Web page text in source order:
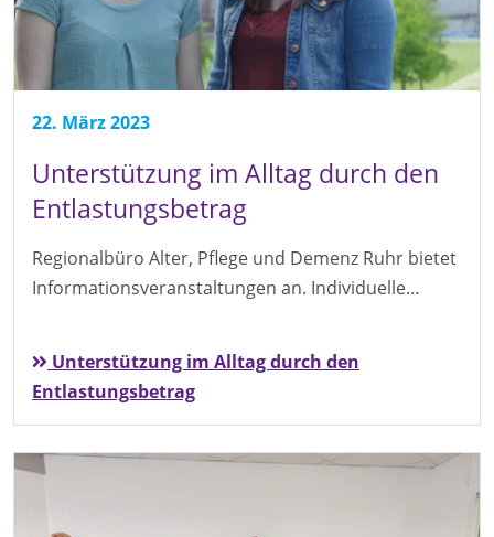
22. März 2023
Unterstützung im Alltag durch den
Entlastungsbetrag
Regionalbüro Alter, Pflege und Demenz Ruhr bietet
Informationsveranstaltungen an. Individuelle…
Unterstützung im Alltag durch den
Entlastungsbetrag